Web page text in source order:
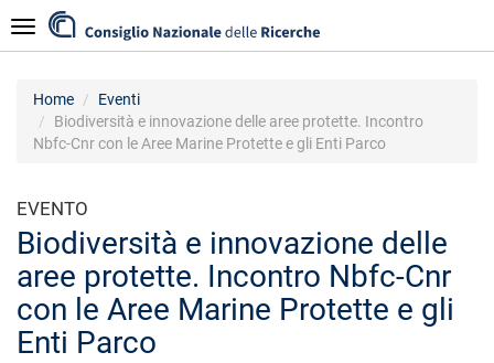
al
contenuto
Navigazione
Home
Eventi
Biodiversità e innovazione delle aree protette. Incontro
Nbfc-Cnr con le Aree Marine Protette e gli Enti Parco
EVENTO
Biodiversità e innovazione delle
aree protette. Incontro Nbfc-Cnr
con le Aree Marine Protette e gli
Enti Parco